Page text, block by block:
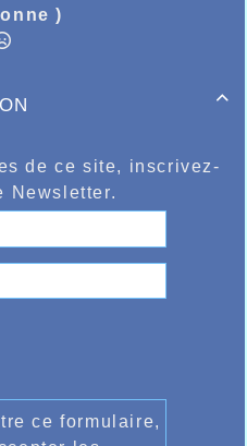
)

de ce site, inscrivez-
Newsletter.
ce formulaire,